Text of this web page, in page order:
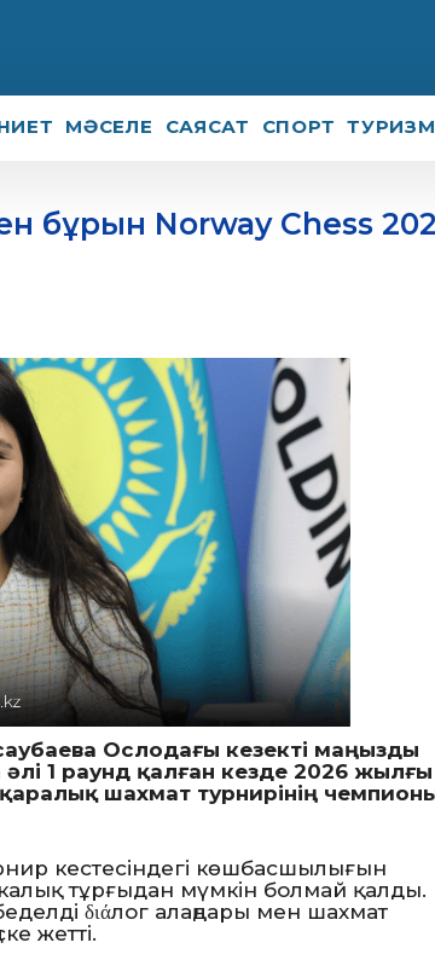
МӘСЕЛЕ САЯСАТ СПОРТ ТУРИЗМ
бұрын Norway Chess
Ослодағы кезекті маңызды
1 раунд қалған кезде 2026 жылғы
шахмат турнирінің
кестесіндегі көшбасшылығын
тұрғыдан мүмкін болмай қалды.
διάлог алаңдары мен шахмат
жетті.